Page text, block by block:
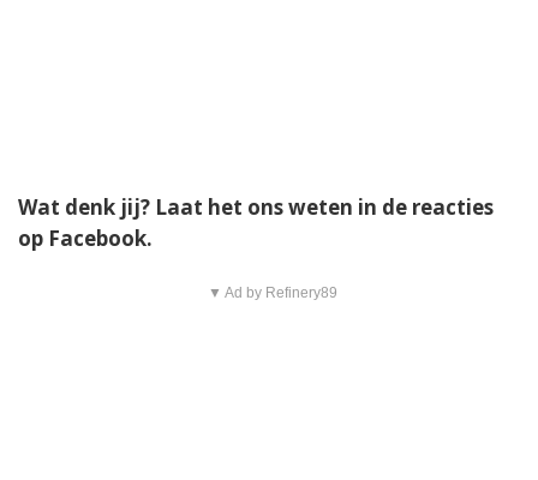
Wat denk jij? Laat het ons weten in de reacties
op Facebook.
▼ Ad by Refinery89